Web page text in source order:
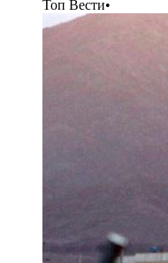
Топ Вести•